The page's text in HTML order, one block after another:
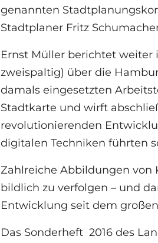
genannten
Stadtplaner Fritz
Ernst Müller berichtet weiter
zweispaltig) über die
damals eingesetzten
Stadtkarte und wirft
revolutionierenden
digitalen Techniken führten
Zahlreiche Abbildungen von
bildlich zu verfolgen – und
Entwicklung seit dem
Das Sonderheft 2016 des